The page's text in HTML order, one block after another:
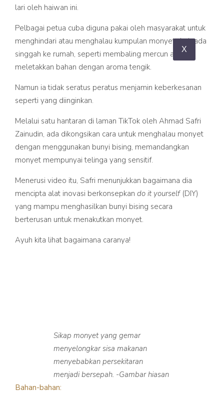
X
lari oleh haiwan ini.
Pelbagai petua cuba diguna pakai oleh masyarakat untuk
menghindari atau menghalau kumpulan monyet daripada
singgah ke rumah, seperti membaling mercun atau
meletakkan bahan dengan aroma tengik.
Namun ia tidak seratus peratus menjamin keberkesanan
seperti yang diinginkan.
Melalui satu hantaran di laman TikTok oleh Ahmad Safri
Zainudin, ada dikongsikan cara untuk menghalau monyet
dengan menggunakan bunyi bising, memandangkan
monyet mempunyai telinga yang sensitif.
Menerusi video itu, Safri menunjukkan bagaimana dia
mencipta alat inovasi berkonsepkan do it yourself(DIY)
yang mampu menghasilkan bunyi bising secara
berterusan untuk menakutkan monyet.
Ayuh kita lihat bagaimana caranya!
Sikap monyet yang gemar
menyelongkar sisa makanan
menyebabkan persekitaran
menjadi bersepah. -Gambar hiasan
Bahan-bahan: